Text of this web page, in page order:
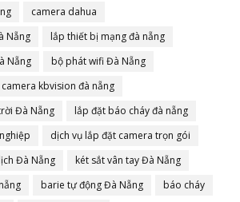
camera dahua
Nẵng
lắp thiết bị mạng đà nẵng
Nẵng
bộ phát wifi Đà Nẵng
camera kbvision đà nẵng
Đà Nẵng
lắp đặt báo cháy đà nẵng
dịch vụ lắp đặt camera trọn gói
Đà Nẵng
két sắt vân tay Đà Nẵng
barie tự động Đà Nẵng
báo cháy